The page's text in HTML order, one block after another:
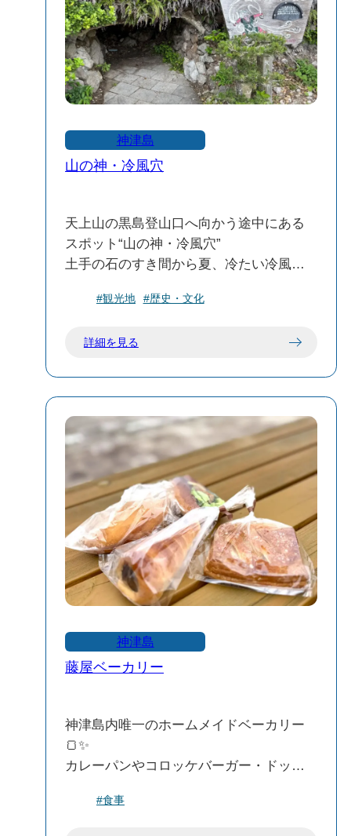
ください⚠
神津島
山の神・冷風穴
天上山の黒島登山口へ向かう途中にある
スポット“山の神・冷風穴”
土手の石のすき間から夏、冷たい冷風が
るような……
る事ができます！！
特にこれからの夏にはピッタリなひんや
りスポットです📝
天上山の登山終わりや少し涼しさが欲し
いとなった時などに立ち寄るのがオスス
メです！
#観光地 #歴史・文化
詳細を見る
神津島
藤屋ベーカリー
神津島内唯一のホームメイドベーカリー
🍞✨
カレーパンやコロッケバーガー・ドック
チョココロネやアンドーナツ・デニッシ
#食事